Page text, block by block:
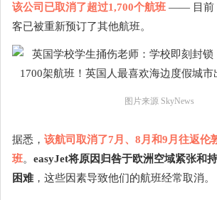
该公司已取消了超过1,700个航班 —— 目前
客已被重新预订了其他航班。
图片来源 SkyNews
据悉， 该航司取消了7月、8月和9月往返伦
班。 easyJet将原因归咎于欧洲空域紧张和
困难 ，这些因素导致他们的航班经常取消。